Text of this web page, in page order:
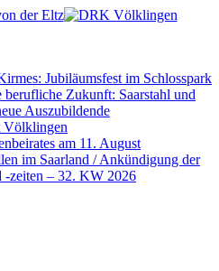
Jubiläumsfest im Schlosspark
berufliche Zukunft: Saarstahl und
Auszubildende
Völklingen
am 11. August
im Saarland / Ankündigung der
zeiten – 32. KW 2026